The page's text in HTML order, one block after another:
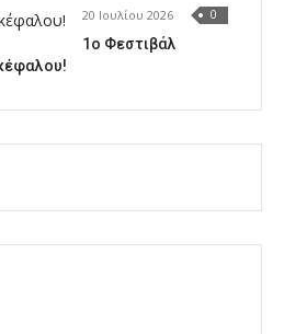
20 Ιουλίου 2026 0
1o Φεστιβάλ